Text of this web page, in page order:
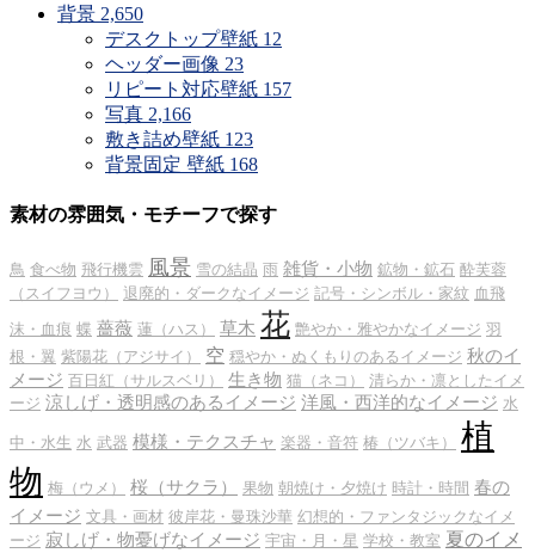
背景 2,650
デスクトップ壁紙 12
ヘッダー画像 23
リピート対応壁紙 157
写真 2,166
敷き詰め壁紙 123
背景固定 壁紙 168
素材の雰囲気・モチーフで探す
鳥 食べ物 飛行機雲 風景 雪の結晶 雨 雑貨・小物 鉱物・鉱石 酔芙蓉
（スイフヨウ）
退廃的・ダークなイメージ 記号・シンボル・家紋 血飛
沫・血痕 蝶 薔薇 蓮（ハス） 草木 花 艶やか・雅やかなイメージ 羽
根・翼 紫陽花（アジサイ） 空 穏やか・ぬくもりのあるイメージ 秋のイ
メージ 百日紅（サルスベリ） 生き物 猫（ネコ）
清らか・凛としたイメ
ージ 涼しげ・透明感のあるイメージ 洋風・西洋的なイメージ 水
中・水生 水 武器 模様・テクスチャ 楽器・音符 椿（ツバキ）
植
物 梅（ウメ） 桜（サクラ） 果物 朝焼け・夕焼け 時計・時間 春の
イメージ 文具・画材 彼岸花・曼珠沙華 幻想的・ファンタジックなイメ
ージ 寂しげ・物憂げなイメージ 宇宙・月・星 学校・教室 夏のイメ